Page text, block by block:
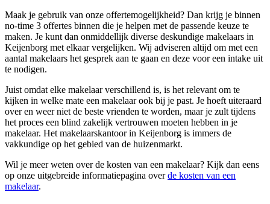
Maak je gebruik van onze offertemogelijkheid? Dan krijg je binnen
no-time 3 offertes binnen die je helpen met de passende keuze te
maken. Je kunt dan onmiddellijk diverse deskundige makelaars in
Keijenborg met elkaar vergelijken. Wij adviseren altijd om met een
aantal makelaars het gesprek aan te gaan en deze voor een intake uit
te nodigen.
Juist omdat elke makelaar verschillend is, is het relevant om te
kijken in welke mate een makelaar ook bij je past. Je hoeft uiteraard
over en weer niet de beste vrienden te worden, maar je zult tijdens
het proces een blind zakelijk vertrouwen moeten hebben in je
makelaar. Het makelaarskantoor in Keijenborg is immers de
vakkundige op het gebied van de huizenmarkt.
Wil je meer weten over de kosten van een makelaar? Kijk dan eens
op onze uitgebreide informatiepagina overde kosten van een
makelaar.